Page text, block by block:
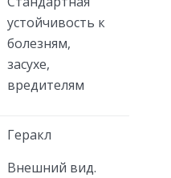
устойчивость к
болезням,
засухе,
вредителям
Геракл
Внешний вид.